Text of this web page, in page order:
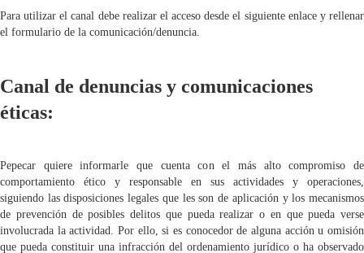
Para utilizar el canal debe realizar el acceso desde el siguiente enlace y rellenar
el formulario de la comunicación/denuncia.
Canal de denuncias y comunicaciones
éticas:
Pepecar quiere informarle que cuenta con el más alto compromiso de
comportamiento ético y responsable en sus actividades y operaciones,
siguiendo las disposiciones legales que les son de aplicación y los mecanismos
de prevención de posibles delitos que pueda realizar o en que pueda verse
involucrada la actividad. Por ello, si es conocedor de alguna acción u omisión
que pueda constituir una infracción del ordenamiento jurídico o ha observado